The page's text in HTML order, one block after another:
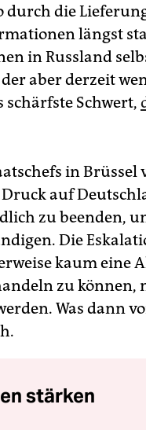
durch die
längst
in Russland
der aber derzeit
schärfste Schwert,
in
auf
zu beenden,
Die
kaum eine
zu können,
Was dann
stärken